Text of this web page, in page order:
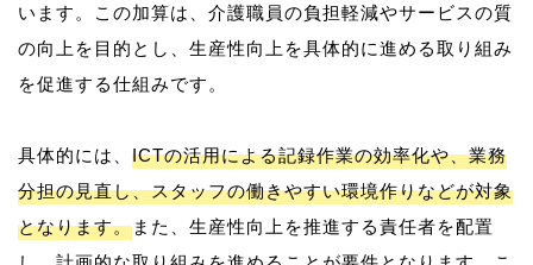
います。この加算は、介護職員の負担軽減やサービスの質
の向上を目的とし、生産性向上を具体的に進める取り組み
を促進する仕組みです。
具体的には、 ICTの活用による記録作業の効率化や、業務
分担の見直し、スタッフの働きやすい環境作りなどが対象
となります。また、生産性向上を推進する責任者を配置